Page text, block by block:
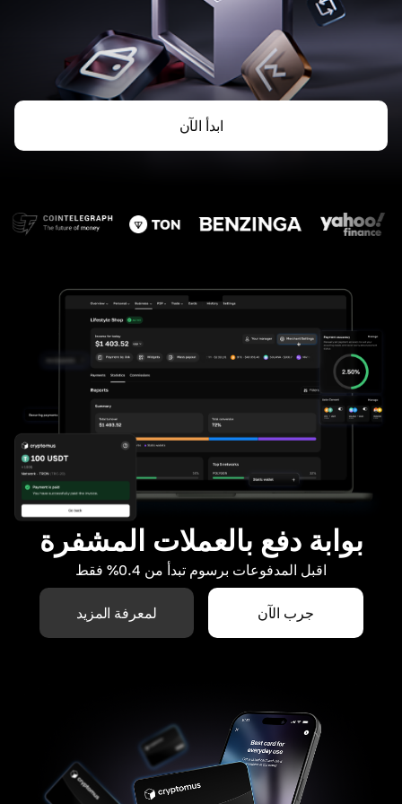
ابدأ الآن
بوابة دفع بالعملات المشفرة
اقبل المدفوعات برسوم تبدأ من 0.4% فقط
جرب الآن لمعرفة المزيد